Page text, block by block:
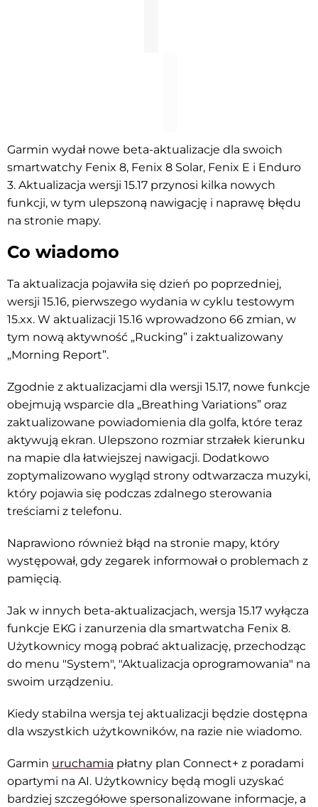
Garmin wydał nowe beta-aktualizacje dla swoich
smartwatchy Fenix 8, Fenix 8 Solar, Fenix E i Enduro
3. Aktualizacja wersji 15.17 przynosi kilka nowych
funkcji, w tym ulepszoną nawigację i naprawę błędu
na stronie mapy.
Co wiadomo
Ta aktualizacja pojawiła się dzień po poprzedniej,
wersji 15.16, pierwszego wydania w cyklu testowym
15.xx. W aktualizacji 15.16 wprowadzono 66 zmian, w
tym nową aktywność „Rucking” i zaktualizowany
„Morning Report”.
Zgodnie z aktualizacjami dla wersji 15.17, nowe funkcje
obejmują wsparcie dla „Breathing Variations” oraz
zaktualizowane powiadomienia dla golfa, które teraz
aktywują ekran. Ulepszono rozmiar strzałek kierunku
na mapie dla łatwiejszej nawigacji. Dodatkowo
zoptymalizowano wygląd strony odtwarzacza muzyki,
który pojawia się podczas zdalnego sterowania
treściami z telefonu.
Naprawiono również błąd na stronie mapy, który
występował, gdy zegarek informował o problemach z
pamięcią.
Jak w innych beta-aktualizacjach, wersja 15.17 wyłącza
funkcje EKG i zanurzenia dla smartwatcha Fenix 8.
Użytkownicy mogą pobrać aktualizację, przechodząc
do menu "System", "Aktualizacja oprogramowania" na
swoim urządzeniu.
Kiedy stabilna wersja tej aktualizacji będzie dostępna
dla wszystkich użytkowników, na razie nie wiadomo.
Garmin uruchamia płatny plan Connect+ z poradami
opartymi na AI. Użytkownicy będą mogli uzyskać
bardziej szczegółowe spersonalizowane informacje, a